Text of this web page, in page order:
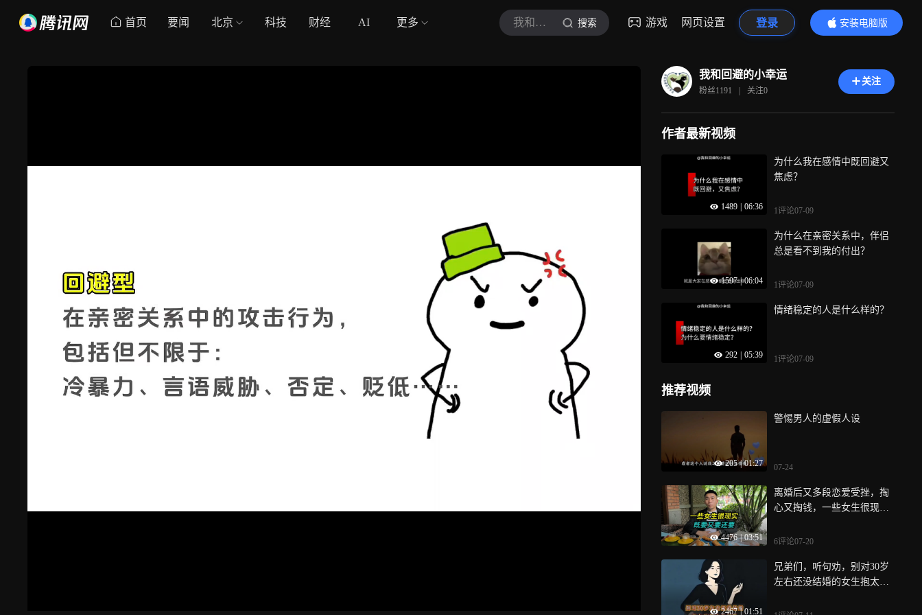
首页 要闻 北京 科技 财经 AI 更多 我和回避的小幸运 搜索 游戏 网页设置 登录
安装电脑版
内容更精彩
我和回避的小幸运
粉丝1191 | 关注0
关注
作者最新视频
1489 06:36
为什么我在感情中既回避又
焦虑？
1评论07-09
1597 | 06:04
为什么在亲密关系中，伴侣
总是看不到我的付出？
1评论07-09
292 05:39
情绪稳定的人是什么样的？
1评论07-09
推荐视频
205 | 01:27
警惕男人的虚假人设
07-24
4476 | 03:51
离婚后又多段恋爱受挫，掏
心又掏钱，一些女生很现实
6评论07-20
2467 | 01:51
兄弟们，听句劝，别对30岁
左右还没结婚的女生抱太大